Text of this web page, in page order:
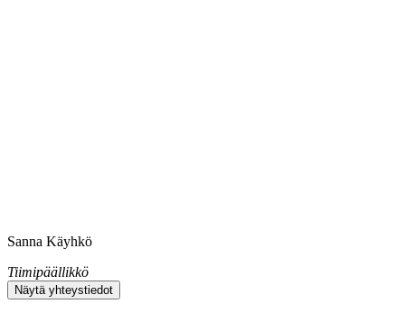
Sanna Käyhkö
Tiimipäällikkö
Näytä yhteystiedot